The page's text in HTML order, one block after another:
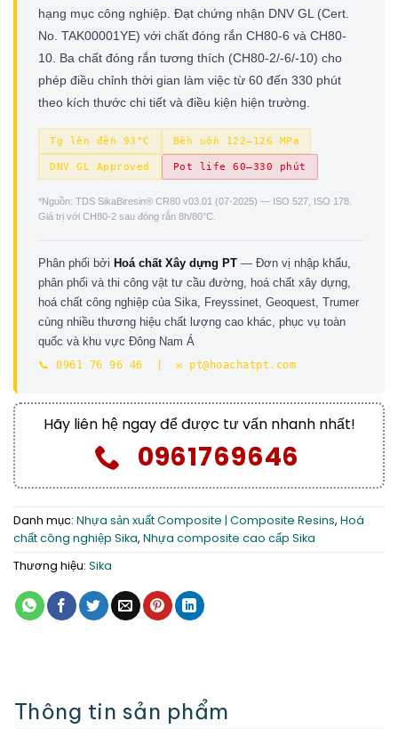
hạng mục công nghiệp. Đạt chứng nhận DNV GL (Cert.
No. TAK00001YE) với chất đóng rắn CH80-6 và CH80-
10. Ba chất đóng rắn tương thích (CH80-2/-6/-10) cho
phép điều chỉnh thời gian làm việc từ 60 đến 330 phút
theo kích thước chi tiết và điều kiện hiện trường.
Tg lên đến 93°C Bền uốn 122–126 MPa
DNV GL Approved Pot life 60–330 phút
*Nguồn: TDS SikaBiresin® CR80 v03.01 (07-2025) — ISO 527, ISO 178.
Giá trị với CH80-2 sau đóng rắn 8h/80°C.
Phân phối bởi Hoá chất Xây dựng PT — Đơn vị nhập khẩu,
phân phối và thi công vật tư cầu đường, hoá chất xây dựng,
hoá chất công nghiệp của Sika, Freyssinet, Geoquest, Trumer
cùng nhiều thương hiệu chất lượng cao khác, phục vụ toàn
quốc và khu vực Đông Nam Á
📞 0961 76 96 46 | ✉️ pt@hoachatpt.com
Hãy liên hệ ngay để được tư vấn nhanh nhất!
0961769646
Danh mục: Nhựa sản xuất Composite | Composite Resins, Hoá
chất công nghiệp Sika, Nhựa composite cao cấp Sika
Thương hiệu: Sika
Thông tin sản phẩm